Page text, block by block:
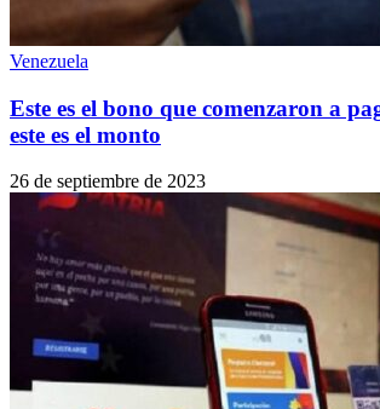
Venezuela
Este es el bono que comenzaron a
este es el monto
26 de septiembre de 2023